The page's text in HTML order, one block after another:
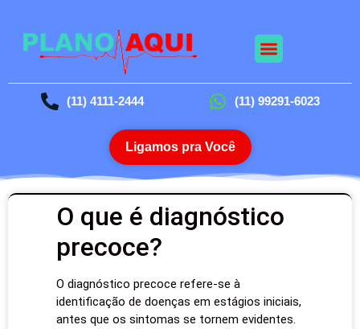
(11) 4111-2444 (11) 99291-6023
Ligamos pra Você
O que é diagnóstico
precoce?
O diagnóstico precoce refere-se à
identificação de doenças em estágios iniciais,
antes que os sintomas se tornem evidentes.